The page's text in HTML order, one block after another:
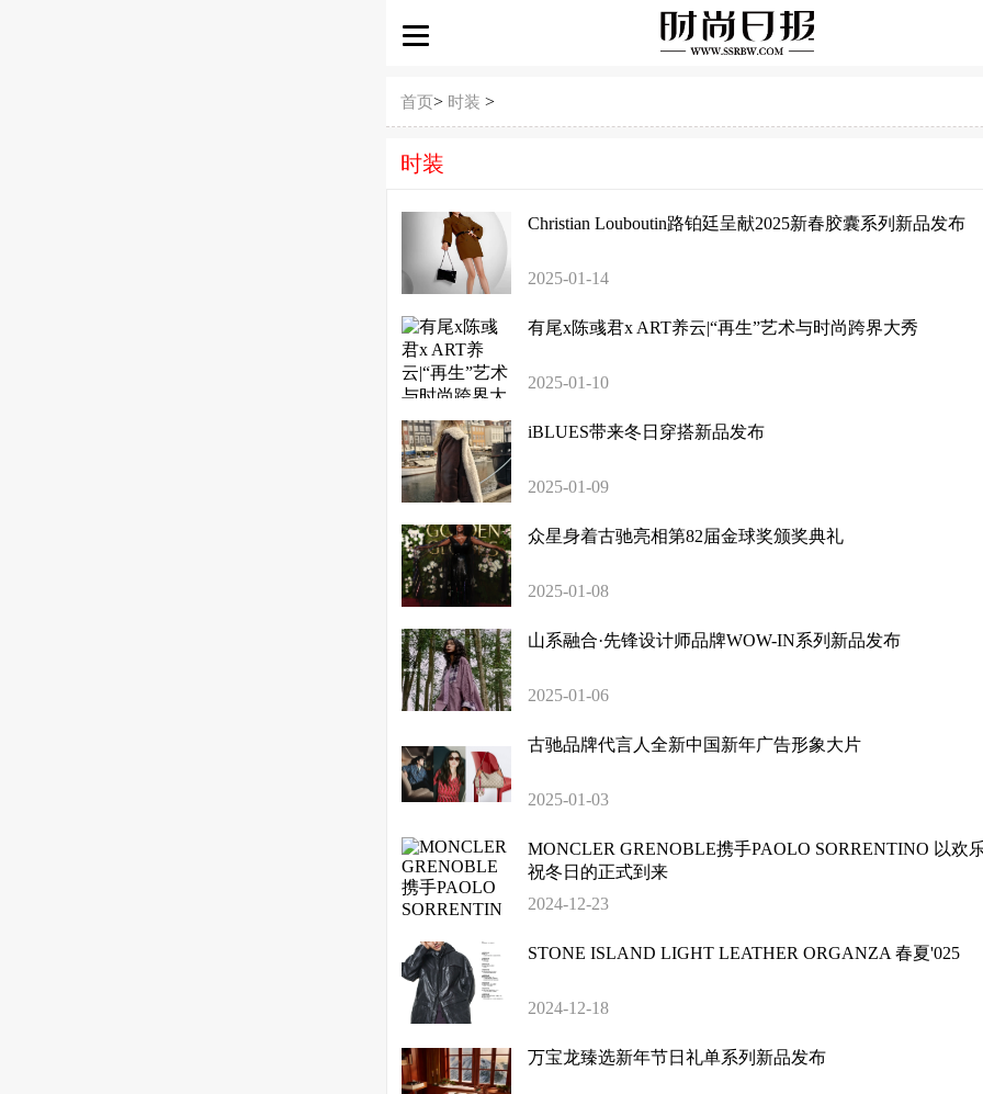
首页> 时装 >
时装
Christian Louboutin路铂廷呈献2025新春胶囊系列新品发布
2025-01-14
有尾x陈彧君x ART养云|“再生”艺术与时尚跨界大秀
2025-01-10
iBLUES带来冬日穿搭新品发布
2025-01-09
众星身着古驰亮相第82届金球奖颁奖典礼
2025-01-08
山系融合·先锋设计师品牌WOW-IN系列新品发布
2025-01-06
古驰品牌代言人全新中国新年广告形象大片
2025-01-03
MONCLER GRENOBLE携手PAOLO SORRENTINO 以欢
祝冬日的正式到来
2024-12-23
STONE ISLAND LIGHT LEATHER ORGANZA 春夏'025
2024-12-18
万宝龙臻选新年节日礼单系列新品发布